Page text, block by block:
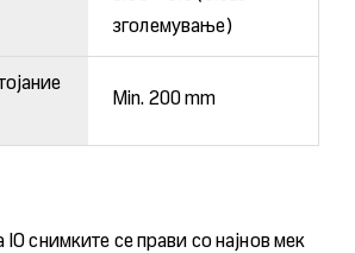
зголемување)
Min. 200 mm
снимките се прави со најнов мек